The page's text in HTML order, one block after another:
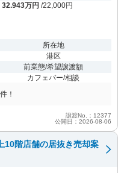
32.943万円 /22,000円
所在地
港区
前業態/希望譲渡額
カフェバー/相談
！
譲渡No.：12377
公開日：2026-08-06
10階店舗の居抜き売却案